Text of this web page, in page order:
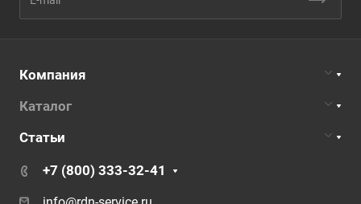
Компания
Каталог
Статьи
+7 (800) 333-32-41